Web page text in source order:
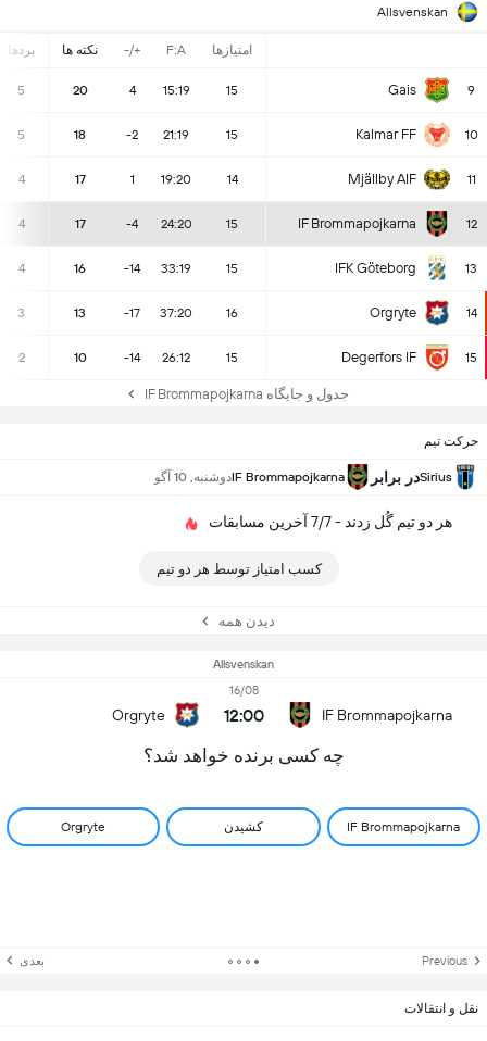
Allsvenskan
امتیازها F:A
+/- نکته ها بردها
9
Gais
15
15:19
4
20
5
10
Kalmar FF
15
21:19
-2
18
5
11
Mjällby AIF
14
19:20
1
17
4
12
IF Brommapojkarna
15
24:20
-4
17
4
13
IFK Göteborg
15
33:19
-14
16
4
14
Orgryte
16
37:20
-17
13
3
15
Degerfors IF
15
26:12
-14
10
2
جدول و جایگاه IF Brommapojkarna
حرکت تیم
Siriusدر برابر IF Brommapojkarnaدوشنبه, 10 آگو
هر دو تیم گُل زدند - 7/7 آخرین مسابقات
کسب امتیاز توسط هر دو تیم
دیدن همه
Allsvenskan
IF Brommapojkarna
16/08
12:00
Orgryte
چه کسی برنده خواهد شد؟
IF Brommapojkarna کشیدن Orgryte
Previous بعدی
نقل و انتقالات